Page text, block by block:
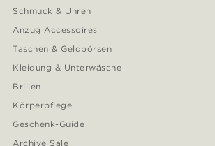
Schmuck & Uhren
Anzug Accessoires
Taschen & Geldbörsen
Kleidung & Unterwäsche
Brillen
Körperpflege
Geschenk-Guide
Archive Sale